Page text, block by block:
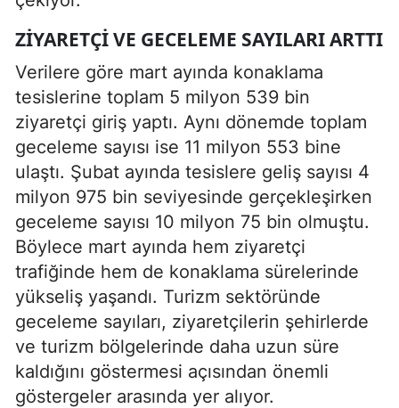
ZIYARETÇI VE GECELEME SAYILARI ARTTI
Verilere göre mart ayında konaklama
tesislerine toplam 5 milyon 539 bin
ziyaretçi giriş yaptı. Aynı dönemde toplam
geceleme sayısı ise 11 milyon 553 bine
ulaştı. Şubat ayında tesislere geliş sayısı 4
milyon 975 bin seviyesinde gerçekleşirken
geceleme sayısı 10 milyon 75 bin olmuştu.
Böylece mart ayında hem ziyaretçi
trafiğinde hem de konaklama sürelerinde
yükseliş yaşandı. Turizm sektöründe
geceleme sayıları, ziyaretçilerin şehirlerde
ve turizm bölgelerinde daha uzun süre
kaldığını göstermesi açısından önemli
göstergeler arasında yer alıyor.